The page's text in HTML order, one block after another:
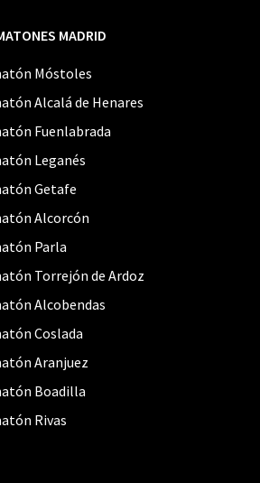
MADRID
Móstoles
Alcalá de Henares
Fuenlabrada
Leganés
Getafe
Alcorcón
Parla
Torrejón de Ardoz
Alcobendas
Coslada
Aranjuez
Boadilla
Rivas